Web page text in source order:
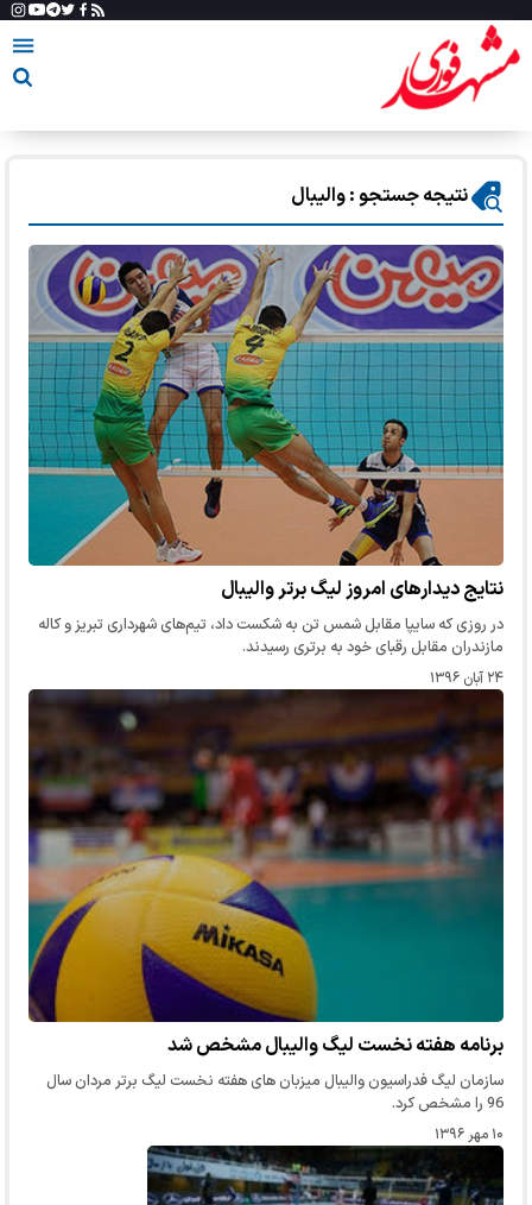
نتیجه جستجو : والیبال
نتایج دیدارهای امروز لیگ برتر والیبال
در روزی که سایپا مقابل شمس تن به شکست داد، تیم‌های شهرداری تبریز و کاله
مازندران مقابل رقبای خود به برتری رسیدند.
۲۴ آبان ۱۳۹۶
برنامه هفته نخست لیگ والیبال مشخص شد
سازمان لیگ فدراسیون والیبال میزبان های هفته نخست لیگ برتر مردان سال
96 را مشخص کرد.
۱۰ مهر ۱۳۹۶